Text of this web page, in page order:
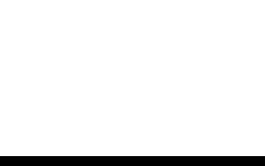
lei.
910,90 lei.